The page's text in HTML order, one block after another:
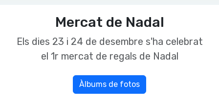
Mercat de Nadal
Els dies 23 i 24 de desembre s'ha celebrat
el 1r mercat de regals de Nadal
Àlbums de fotos